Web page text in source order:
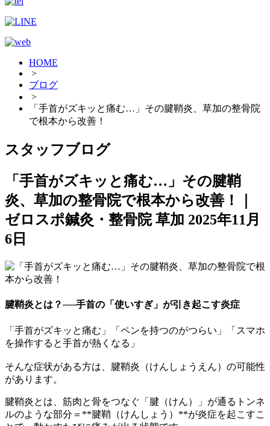
HOME
>
ブログ
>
「手首がズキッと痛む…」その腱鞘炎、草加の整骨院
で根本から改善！
スタッフブログ
「手首がズキッと痛む…」その腱鞘
炎、草加の整骨院で根本から改善！｜
ゼロスポ鍼灸・整骨院 草加 2025年11月
6日
腱鞘炎とは？──手首の「使いすぎ」が引き起こす炎症
「手首がズキッと痛む」「ペンを持つのがつらい」「スマホ
を操作すると手首が熱くなる」
そんな症状がある方は、腱鞘炎（けんしょうえん）の可能性
があります。
腱鞘炎とは、筋肉と骨をつなぐ「腱（けん）」が通るトンネ
ルのような部分＝**腱鞘（けんしょう）**が炎症を起こすこ